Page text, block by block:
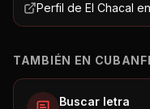
Perfil de El Chacal
TAMBIÉN EN
Buscar letra